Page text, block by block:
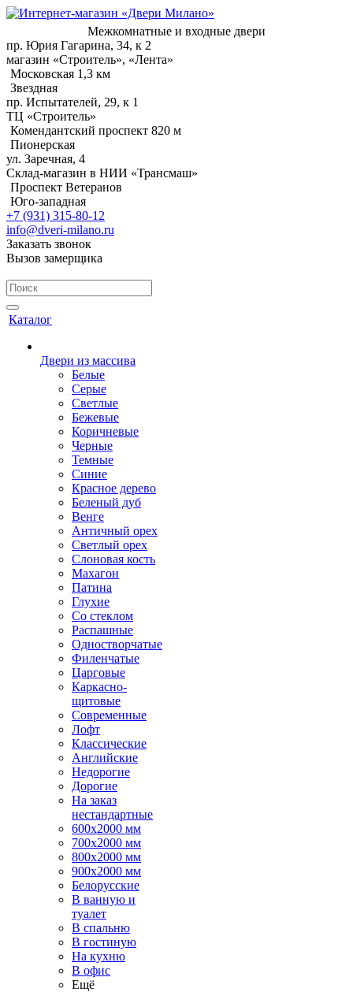
Межкомнатные и входные двери
пр. Юрия Гагарина, 34, к 2
магазин «Строитель», «Лента»
Московская 1,3 км
Звездная
пр. Испытателей, 29, к 1
ТЦ «Строитель»
Комендантский проспект 820 м
Пионерская
ул. Заречная, 4
Склад-магазин в НИИ «Трансмаш»
Проспект Ветеранов
Юго-западная
+7 (931) 315-80-12
info@dveri-milano.ru
Заказать звонок
Вызов замерщика
Каталог
Двери из массива
Белые
Серые
Светлые
Бежевые
Коричневые
Черные
Темные
Синие
Красное дерево
Беленый дуб
Венге
Античный орех
Светлый орех
Слоновая кость
Махагон
Патина
Глухие
Со стеклом
Распашные
Одностворчатые
Филенчатые
Царговые
Каркасно-
щитовые
Современные
Лофт
Классические
Английские
Недорогие
Дорогие
На заказ
нестандартные
600х2000 мм
700х2000 мм
800х2000 мм
900х2000 мм
Белорусские
В ванную и
туалет
В спальню
В гостиную
На кухню
В офис
Ещё